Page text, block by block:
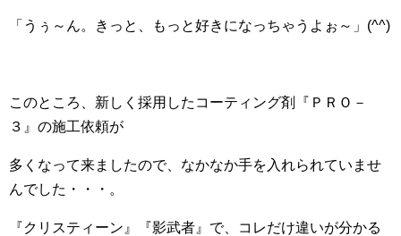
「うぅ～ん。きっと、もっと好きになっちゃうよぉ～」(^^)
このところ、新しく採用したコーティング剤『ＰＲＯ－
３』の施工依頼が
多くなって来ましたので、なかなか手を入れられていませ
んでした・・・。
『クリスティーン』『影武者』で、コレだけ違いが分かる